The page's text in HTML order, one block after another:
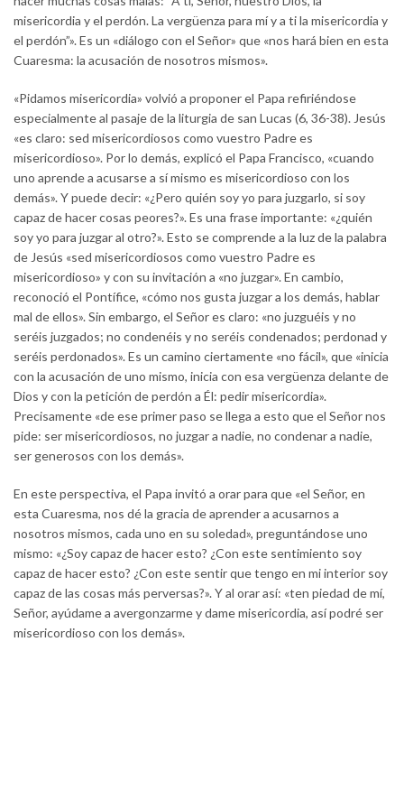
misericordia y el perdón. La vergüenza para mí y a ti la misericordia y
el perdón”». Es un «diálogo con el Señor» que «nos hará bien en esta
Cuaresma: la acusación de nosotros mismos».
«Pidamos misericordia» volvió a proponer el Papa refiriéndose
especialmente al pasaje de la liturgia de san Lucas (6, 36-38). Jesús
«es claro: sed misericordiosos como vuestro Padre es
misericordioso». Por lo demás, explicó el Papa Francisco, «cuando
uno aprende a acusarse a sí mismo es misericordioso con los
demás». Y puede decir: «¿Pero quién soy yo para juzgarlo, si soy
capaz de hacer cosas peores?». Es una frase importante: «¿quién
soy yo para juzgar al otro?». Esto se comprende a la luz de la palabra
de Jesús «sed misericordiosos como vuestro Padre es
misericordioso» y con su invitación a «no juzgar». En cambio,
reconoció el Pontífice, «cómo nos gusta juzgar a los demás, hablar
mal de ellos». Sin embargo, el Señor es claro: «no juzguéis y no
seréis juzgados; no condenéis y no seréis condenados; perdonad y
seréis perdonados». Es un camino ciertamente «no fácil», que «inicia
con la acusación de uno mismo, inicia con esa vergüenza delante de
Dios y con la petición de perdón a Él: pedir misericordia».
Precisamente «de ese primer paso se llega a esto que el Señor nos
pide: ser misericordiosos, no juzgar a nadie, no condenar a nadie,
ser generosos con los demás».
En este perspectiva, el Papa invitó a orar para que «el Señor, en
esta Cuaresma, nos dé la gracia de aprender a acusarnos a
nosotros mismos, cada uno en su soledad», preguntándose uno
mismo: «¿Soy capaz de hacer esto? ¿Con este sentimiento soy
capaz de hacer esto? ¿Con este sentir que tengo en mi interior soy
capaz de las cosas más perversas?». Y al orar así: «ten piedad de mí,
Señor, ayúdame a avergonzarme y dame misericordia, así podré ser
misericordioso con los demás».